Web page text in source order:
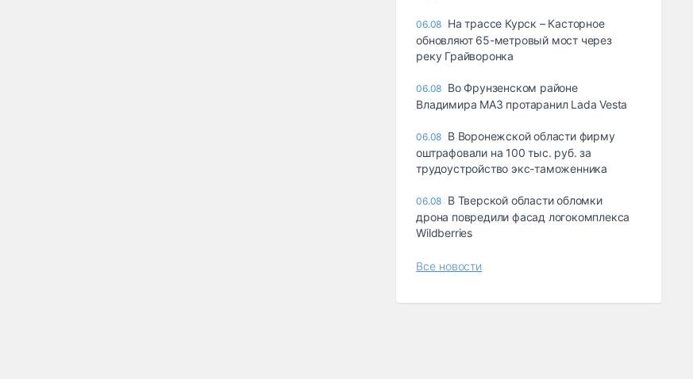
06.08 На трассе Курск – Касторное
обновляют 65-метровый мост через
реку Грайворонка
06.08 Во Фрунзенском районе
Владимира МАЗ протаранил Lada Vesta
06.08 В Воронежской области фирму
оштрафовали на 100 тыс. руб. за
трудоустройство экс-таможенника
06.08 В Тверской области обломки
дрона повредили фасад логокомплекса
Wildberries
Все новости